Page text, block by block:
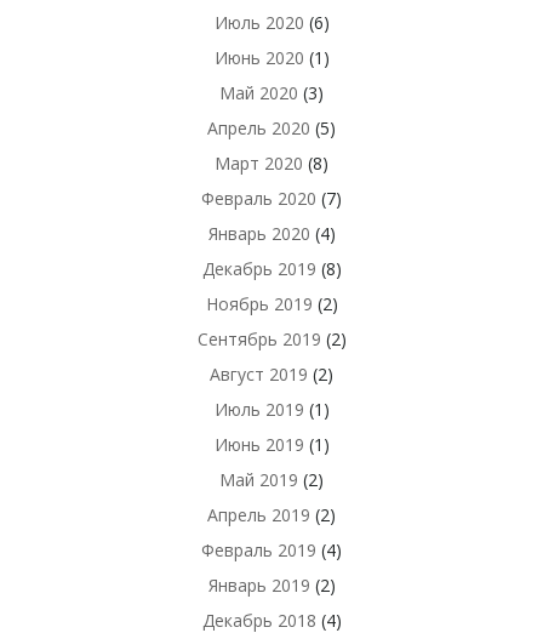
Июль 2020 (6)
Июнь 2020 (1)
Май 2020 (3)
Апрель 2020 (5)
Март 2020 (8)
Февраль 2020 (7)
Январь 2020 (4)
Декабрь 2019 (8)
Ноябрь 2019 (2)
Сентябрь 2019 (2)
Август 2019 (2)
Июль 2019 (1)
Июнь 2019 (1)
Май 2019 (2)
Апрель 2019 (2)
Февраль 2019 (4)
Январь 2019 (2)
Декабрь 2018 (4)